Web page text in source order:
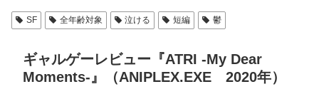
SF 全年齢対象 泣ける 短編 鬱
ギャルゲーレビュー『ATRI -My Dear
Moments-』（ANIPLEX.EXE 2020年）